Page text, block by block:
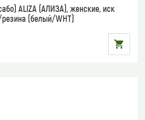
ALIZA (АЛИЗА), женские, иск
(белый/WHT)